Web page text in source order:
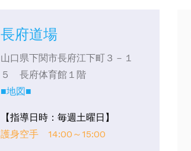
長府道場
山口県下関市長府江下町３－１
５ 長府体育館１階
■地図■
【指導日時：毎週土曜日】
護身空手 14:00～15:00